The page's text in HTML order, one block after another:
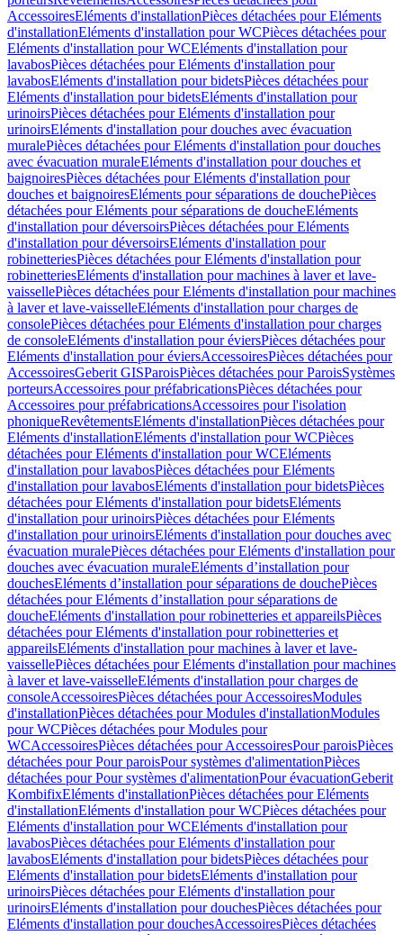
AccessoiresEléments d'installationPièces détachées pour Eléments
d'installationEléments d'installation pour WCPièces détachées pour
Eléments d'installation pour WCEléments d'installation pour
lavabosPièces détachées pour Eléments d'installation pour
lavabosEléments d'installation pour bidetsPièces détachées pour
Eléments d'installation pour bidetsEléments d'installation pour
urinoirsPièces détachées pour Eléments d'installation pour
urinoirsEléments d'installation pour douches avec évacuation
muralePièces détachées pour Eléments d'installation pour douches
avec évacuation muraleEléments d'installation pour douches et
baignoiresPièces détachées pour Eléments d'installation pour
douches et baignoiresEléments pour séparations de douchePièces
détachées pour Eléments pour séparations de doucheEléments
d'installation pour déversoirsPièces détachées pour Eléments
d'installation pour déversoirsEléments d'installation pour
robinetteriesPièces détachées pour Eléments d'installation pour
robinetteriesEléments d'installation pour machines à laver et lave-
vaissellePièces détachées pour Eléments d'installation pour machines
à laver et lave-vaisselleEléments d'installation pour charges de
consolePièces détachées pour Eléments d'installation pour charges
de consoleEléments d'installation pour éviersPièces détachées pour
Eléments d'installation pour éviersAccessoiresPièces détachées pour
AccessoiresGeberit GISParoisPièces détachées pour ParoisSystèmes
porteursAccessoires pour préfabricationsPièces détachées pour
Accessoires pour préfabricationsAccessoires pour l'isolation
phoniqueRevêtementsEléments d'installationPièces détachées pour
Eléments d'installationEléments d'installation pour WCPièces
détachées pour Eléments d'installation pour WCEléments
d'installation pour lavabosPièces détachées pour Eléments
d'installation pour lavabosEléments d'installation pour bidetsPièces
détachées pour Eléments d'installation pour bidetsEléments
d'installation pour urinoirsPièces détachées pour Eléments
d'installation pour urinoirsEléments d'installation pour douches avec
évacuation muralePièces détachées pour Eléments d'installation pour
douches avec évacuation muraleEléments d’installation pour
douchesEléments d’installation pour séparations de douchePièces
détachées pour Eléments d’installation pour séparations de
doucheEléments d'installation pour robinetteries et appareilsPièces
détachées pour Eléments d'installation pour robinetteries et
appareilsEléments d'installation pour machines à laver et lave-
vaissellePièces détachées pour Eléments d'installation pour machines
à laver et lave-vaisselleEléments d'installation pour charges de
consoleAccessoiresPièces détachées pour AccessoiresModules
d'installationPièces détachées pour Modules d'installationModules
pour WCPièces détachées pour Modules pour
WCAccessoiresPièces détachées pour AccessoiresPour paroisPièces
détachées pour Pour paroisPour systèmes d'alimentationPièces
détachées pour Pour systèmes d'alimentationPour évacuationGeberit
KombifixEléments d'installationPièces détachées pour Eléments
d'installationEléments d'installation pour WCPièces détachées pour
Eléments d'installation pour WCEléments d'installation pour
lavabosPièces détachées pour Eléments d'installation pour
lavabosEléments d'installation pour bidetsPièces détachées pour
Eléments d'installation pour bidetsEléments d'installation pour
urinoirsPièces détachées pour Eléments d'installation pour
urinoirsEléments d'installation pour douchesPièces détachées pour
Eléments d'installation pour douchesAccessoiresPièces détachées